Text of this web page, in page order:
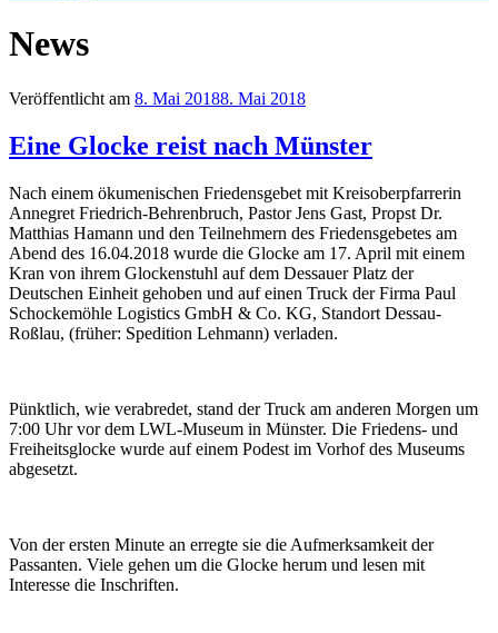
News
Veröffentlicht am 8. Mai 20188. Mai 2018
Eine Glocke reist nach Münster
Nach einem ökumenischen Friedensgebet mit Kreisoberpfarrerin
Annegret Friedrich-Behrenbruch, Pastor Jens Gast, Propst Dr.
Matthias Hamann und den Teilnehmern des Friedensgebetes am
Abend des 16.04.2018 wurde die Glocke am 17. April mit einem
Kran von ihrem Glockenstuhl auf dem Dessauer Platz der
Deutschen Einheit gehoben und auf einen Truck der Firma Paul
Schockemöhle Logistics GmbH & Co. KG, Standort Dessau-
Roßlau, (früher: Spedition Lehmann) verladen.
Pünktlich, wie verabredet, stand der Truck am anderen Morgen um
7:00 Uhr vor dem LWL-Museum in Münster. Die Friedens- und
Freiheitsglocke wurde auf einem Podest im Vorhof des Museums
abgesetzt.
Von der ersten Minute an erregte sie die Aufmerksamkeit der
Passanten. Viele gehen um die Glocke herum und lesen mit
Interesse die Inschriften.